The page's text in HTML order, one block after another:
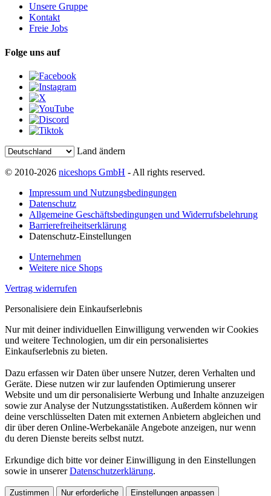
Unsere Gruppe
Kontakt
Freie Jobs
Folge uns auf
Land ändern
© 2010-2026 niceshops GmbH - All rights reserved.
Impressum und Nutzungsbedingungen
Datenschutz
Allgemeine Geschäftsbedingungen und Widerrufsbelehrung
Barrierefreiheitserklärung
Datenschutz-Einstellungen
Unternehmen
Weitere nice Shops
Vertrag widerrufen
Personalisiere dein Einkaufserlebnis
Nur mit deiner individuellen Einwilligung verwenden wir Cookies
und weitere Technologien, um dir ein personalisiertes
Einkaufserlebnis zu bieten.
Dazu erfassen wir Daten über unsere Nutzer, deren Verhalten und
Geräte. Diese nutzen wir zur laufenden Optimierung unserer
Website und um dir personalisierte Werbung und Inhalte anzuzeigen
sowie zur Analyse der Nutzungsstatistiken. Außerdem können wir
deine verschlüsselten Daten mit externen Anbietern abgleichen und
dir über deren Online-Werbekanäle Angebote anzeigen, nur wenn
du deren Dienste bereits selbst nutzt.
Erkundige dich bitte vor deiner Einwilligung in den Einstellungen
sowie in unsererDatenschutzerklärung.
Zustimmen Nur erforderliche Einstellungen anpassen